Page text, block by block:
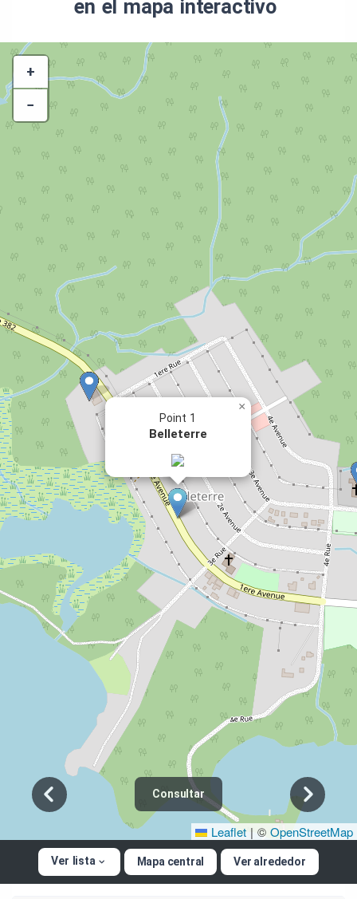
en el mapa interactivo
+
−
Point 1
Belleterre
×
Leaflet | © OpenStreetMap
Consultar
Ver lista Mapa central Ver alrededor